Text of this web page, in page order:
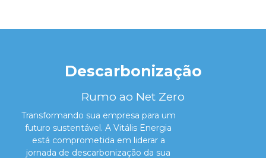
Descarbonização
Rumo ao Net Zero
Transformando sua empresa para um
futuro sustentável.A Vitális Energia
está comprometida em liderar a
jornada de descarbonização da sua